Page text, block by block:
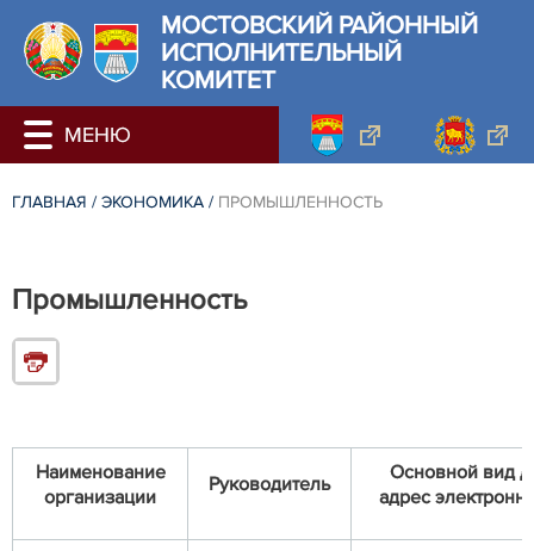
МОСТОВСКИЙ РАЙОННЫЙ
ИСПОЛНИТЕЛЬНЫЙ
КОМИТЕТ
ГЛАВНАЯ / ЭКОНОМИКА / ПРОМЫШЛЕННОСТЬ
Промышленность
Наименование
организации
Руководитель
Основной вид
адрес